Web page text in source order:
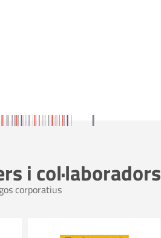
i col·laboradors
corporatius